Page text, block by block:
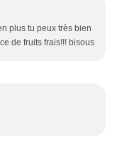
plus tu peux très bien
de fruits frais!!! bisous